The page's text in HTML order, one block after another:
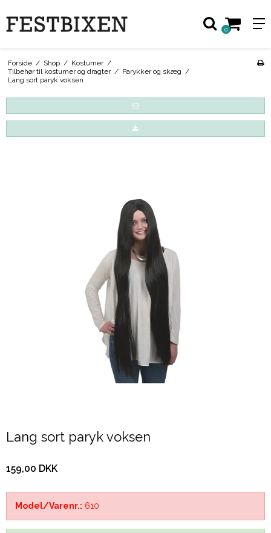
0
Forside / Shop / Kostumer /
Tilbehør til kostumer og dragter / Parykker og skæg /
Lang sort paryk voksen
Lang sort paryk voksen
159,00 DKK
Model/Varenr.: 610